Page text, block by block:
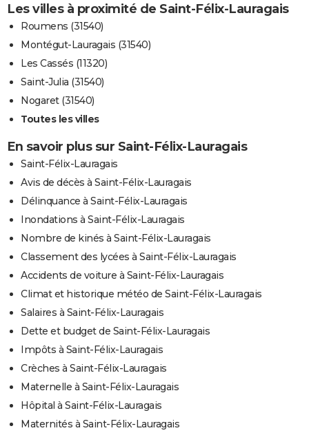
Les villes à proximité de Saint-Félix-Lauragais
Roumens (31540)
Montégut-Lauragais (31540)
Les Cassés (11320)
Saint-Julia (31540)
Nogaret (31540)
Toutes les villes
En savoir plus sur Saint-Félix-Lauragais
Saint-Félix-Lauragais
Avis de décès à Saint-Félix-Lauragais
Délinquance à Saint-Félix-Lauragais
Inondations à Saint-Félix-Lauragais
Nombre de kinés à Saint-Félix-Lauragais
Classement des lycées à Saint-Félix-Lauragais
Accidents de voiture à Saint-Félix-Lauragais
Climat et historique météo de Saint-Félix-Lauragais
Salaires à Saint-Félix-Lauragais
Dette et budget de Saint-Félix-Lauragais
Impôts à Saint-Félix-Lauragais
Crèches à Saint-Félix-Lauragais
Maternelle à Saint-Félix-Lauragais
Hôpital à Saint-Félix-Lauragais
Maternités à Saint-Félix-Lauragais